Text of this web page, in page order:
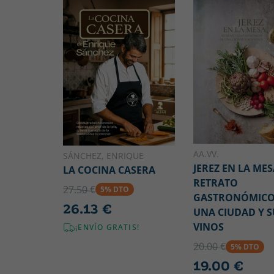
SÁNCHEZ, ENRIQUE
LA COCINA CASERA
27.50 € 5% DTO
26.13 €
¡ENVÍO GRATIS!
AA.VV.
JEREZ EN LA
RETRATO
UNA CIUDAD Y
VINOS
20.00 € 5% DTO
19.00 €